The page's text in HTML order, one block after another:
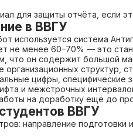
для защиты отчёта, если
в ВВГУ
используется система
не менее 60–70% — это
что он содержит большой
структур,
цифры, специфические
и межстрочных
на доработку ещё до
ВВГУ
направление